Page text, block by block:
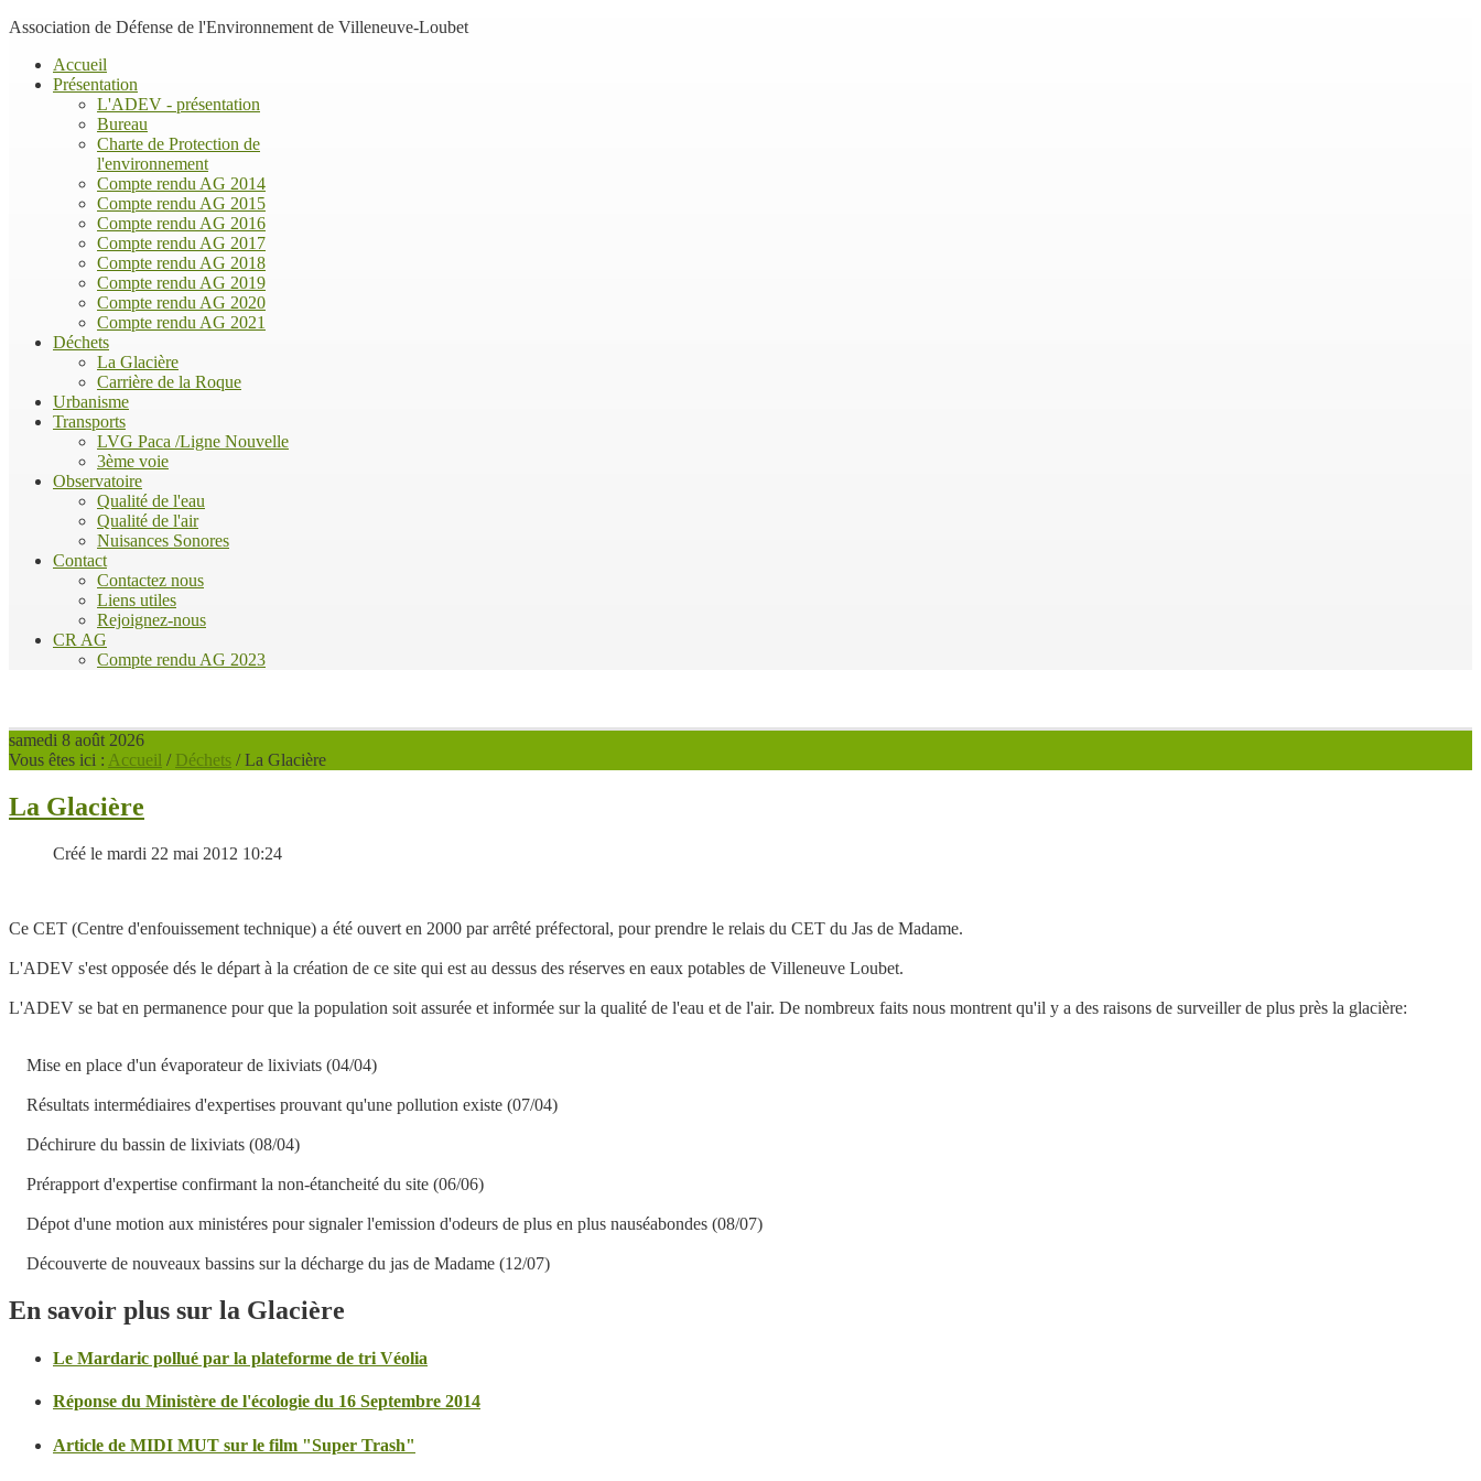
Association de Défense de l'Environnement de Villeneuve-Loubet
Accueil
Présentation
L'ADEV - présentation
Bureau
Charte de Protection de
l'environnement
Compte rendu AG 2014
Compte rendu AG 2015
Compte rendu AG 2016
Compte rendu AG 2017
Compte rendu AG 2018
Compte rendu AG 2019
Compte rendu AG 2020
Compte rendu AG 2021
Déchets
La Glacière
Carrière de la Roque
Urbanisme
Transports
LVG Paca /Ligne Nouvelle
3ème voie
Observatoire
Qualité de l'eau
Qualité de l'air
Nuisances Sonores
Contact
Contactez nous
Liens utiles
Rejoignez-nous
CR AG
Compte rendu AG 2023
samedi 8 août 2026
Vous êtes ici : Accueil / Déchets /La Glacière
La Glacière
Créé le mardi 22 mai 2012 10:24
Ce CET (Centre d'enfouissement technique) a été ouvert en 2000 par arrêté préfectoral, pour prendre le relais du CET du Jas de Madame.
L'ADEV s'est opposée dés le départ à la création de ce site qui est au dessus des réserves en eaux potables de Villeneuve Loubet.
L'ADEV se bat en permanence pour que la population soit assurée et informée sur la qualité de l'eau et de l'air. De nombreux faits nous montrent qu'il y a des raisons de surveiller de plus près la glacière:
Mise en place d'un évaporateur de lixiviats (04/04)
Résultats intermédiaires d'expertises prouvant qu'une pollution existe (07/04)
Déchirure du bassin de lixiviats (08/04)
Prérapport d'expertise confirmant la non-étancheité du site (06/06)
Dépot d'une motion aux ministéres pour signaler l'emission d'odeurs de plus en plus nauséabondes (08/07)
Découverte de nouveaux bassins sur la décharge du jas de Madame (12/07)
En savoir plus sur la Glacière
Le Mardaric pollué par la plateforme de tri Véolia
Réponse du Ministère de l'écologie du 16 Septembre 2014
Article de MIDI MUT sur le film "Super Trash"